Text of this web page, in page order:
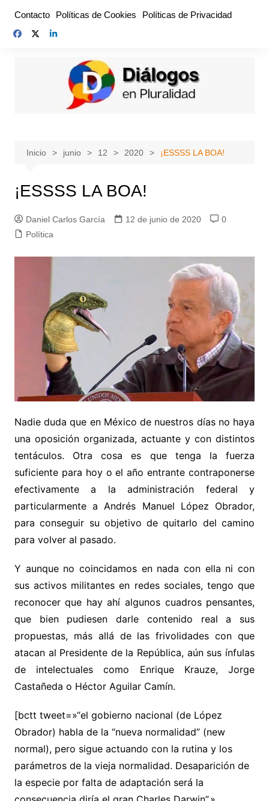
contenido
Contacto Políticas de Cookies Políticas de Privacidad
Inicio junio 12 2020 ¡ESSSS LA BOA!
¡ESSSS LA BOA!
Daniel Carlos García 12 de junio de 2020
0
Política
Nadie duda que en México de nuestros días no haya
una oposición organizada, actuante y con distintos
tentáculos. Otra cosa es que tenga la fuerza
suficiente para hoy o el año entrante contraponerse
efectivamente a la administración federal y
particularmente a Andrés Manuel López Obrador,
para conseguir su objetivo de quitarlo del camino
para volver al pasado.
Y aunque no coincidamos en nada con ella ni con
sus activos militantes en redes sociales, tengo que
reconocer que hay ahí algunos cuadros pensantes,
que bien pudiesen darle contenido real a sus
propuestas, más allá de las frivolidades con que
atacan al Presidente de la República, aún sus ínfulas
de intelectuales como Enrique Krauze, Jorge
Castañeda o Héctor Aguilar Camín.
[bctt tweet=»“el gobierno nacional (de López
Obrador) habla de la “nueva normalidad” (new
normal), pero sigue actuando con la rutina y los
parámetros de la vieja normalidad. Desaparición de
la especie por falta de adaptación será la